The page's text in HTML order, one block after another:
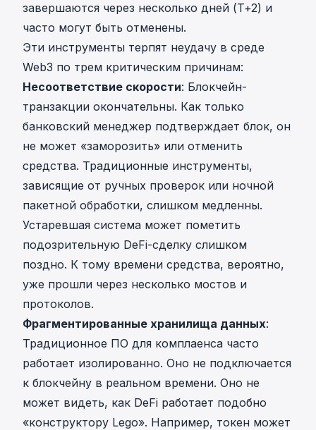
завершаются через несколько дней (T+2) и
часто могут быть отменены.
Эти инструменты терпят неудачу в среде
Web3 по трем критическим причинам:
Несоответствие скорости: Блокчейн-
транзакции окончательны. Как только
банковский менеджер подтверждает блок, он
не может «заморозить» или отменить
средства. Традиционные инструменты,
зависящие от ручных проверок или ночной
пакетной обработки, слишком медленны.
Устаревшая система может пометить
подозрительную DeFi-сделку слишком
поздно. К тому времени средства, вероятно,
уже прошли через несколько мостов и
протоколов.
Фрагментированные хранилища данных:
Традиционное ПО для комплаенса часто
работает изолированно. Оно не подключается
к блокчейну в реальном времени. Оно не
может видеть, как DeFi работает подобно
«конструктору Lego». Например, токен может